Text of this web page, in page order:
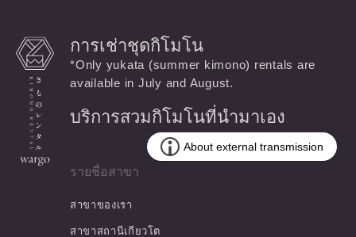
การเช่าชุดกิโมโน
*Only yukata (summer kimono) rentals are
available in July and August.
บริการสวมกิโมโนที่นำมาเอง
รายชื่อสาขา
สาขาของเรา
สาขาสถานีเกียวโต